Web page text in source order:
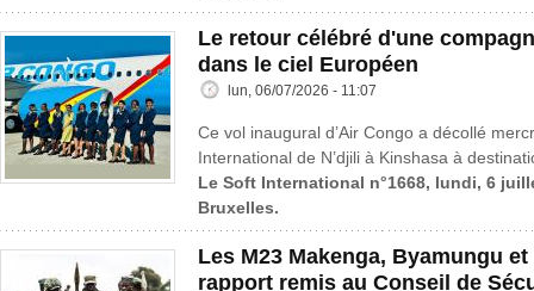
Le retour célébré d'une
dans le ciel Européen
lun, 06/07/2026 - 11:07
Ce vol inaugural d’Air Congo a décollé
International de N’djili à Kinshasa à
Le Soft International n°1668, lundi, 6
Bruxelles.
Les M23 Makenga, Byamungu
rapport remis au Conseil de